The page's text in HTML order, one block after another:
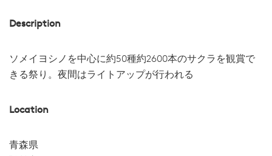
Description
ソメイヨシノを中心に約50種約2600本のサクラを観賞で
きる祭り。夜間はライトアップが行われる
Location
青森県